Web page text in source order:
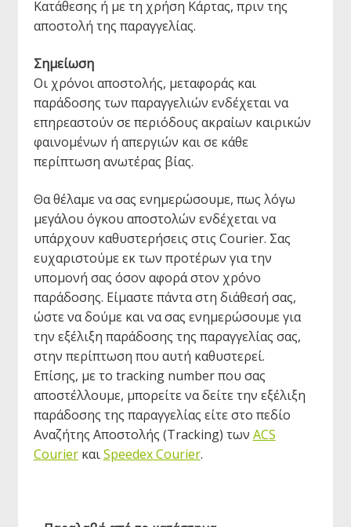
Κατάθεσης ή με τη χρήση Κάρτας, πριν της
αποστολή της παραγγελίας.
Σημείωση
Οι χρόνοι αποστολής, μεταφοράς και
παράδοσης των παραγγελιών ενδέχεται να
επηρεαστούν σε περιόδους ακραίων καιρικών
φαινομένων ή απεργιών και σε κάθε
περίπτωση ανωτέρας βίας.
Θα θέλαμε να σας ενημερώσουμε, πως λόγω
μεγάλου όγκου αποστολών ενδέχεται να
υπάρχουν καθυστερήσεις στις Courier. Σας
ευχαριστούμε εκ των προτέρων για την
υπομονή σας όσον αφορά στον χρόνο
παράδοσης. Είμαστε πάντα στη διάθεσή σας,
ώστε να δούμε και να σας ενημερώσουμε για
την εξέλιξη παράδοσης της παραγγελίας σας,
στην περίπτωση που αυτή καθυστερεί.
Επίσης, με το tracking number που σας
αποστέλλουμε, μπορείτε να δείτε την εξέλιξη
παράδοσης της παραγγελίας είτε στο πεδίο
Αναζήτης Αποστολής (Tracking) των ACS
CourierκαιSpeedex Courier.